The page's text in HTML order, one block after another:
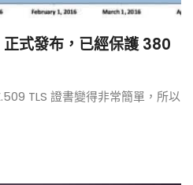
式發布，已經保護 380
TLS 證書變得非常簡單，所以